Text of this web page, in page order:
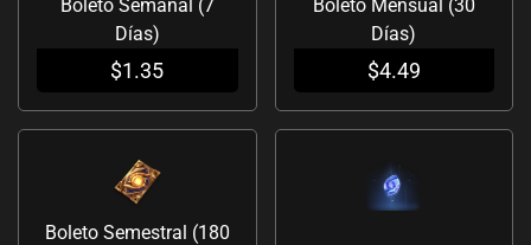
Boleto Semanal (7
Días)
$1.35
Boleto Mensual (30
Días)
$4.49
Boleto Semestral (180
cantidad